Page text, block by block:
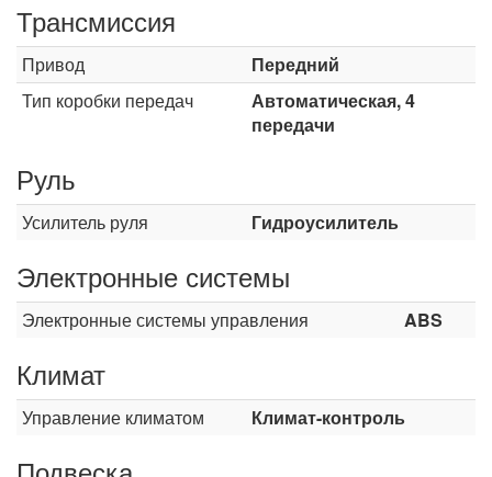
Трансмиссия
Привод
Передний
Тип коробки передач
Автоматическая, 4
передачи
Руль
Усилитель руля Гидроусилитель
Электронные системы
Электронные системы управления ABS
Климат
Управление климатом Климат-контроль